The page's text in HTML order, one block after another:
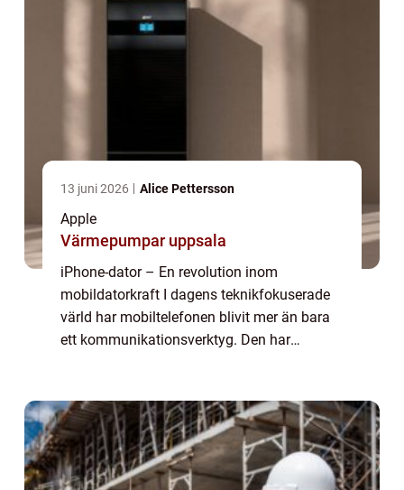
13 juni 2026 Alice Pettersson
Apple
Värmepumpar uppsala
iPhone-dator – En revolution inom
mobildatorkraft I dagens teknikfokuserade
värld har mobiltelefonen blivit mer än bara
ett kommunikationsverktyg. Den har